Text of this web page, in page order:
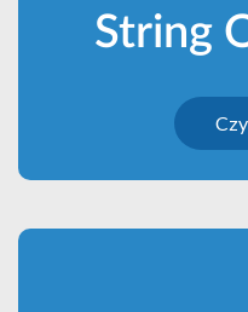
String